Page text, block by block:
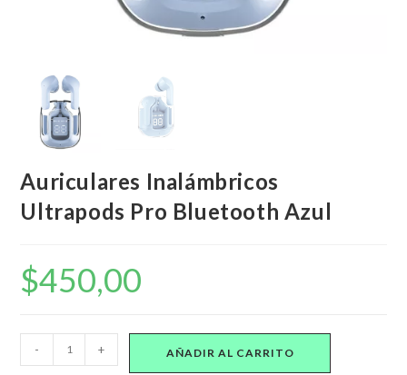
Auriculares Inalámbricos
Ultrapods Pro Bluetooth Azul
$450,00
Auriculares
Inalámbricos
- + AÑADIR AL CARRITO